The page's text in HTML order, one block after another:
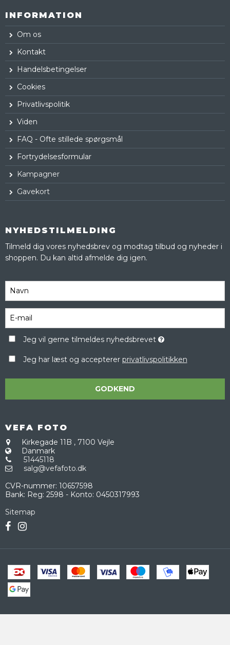
INFORMATION
Om os
Kontakt
Handelsbetingelser
Cookies
Privatlivspolitik
Viden
FAQ - Ofte stillede spørgsmål
Fortrydelsesformular
Kampagner
Gavekort
NYHEDSTILMELDING
Tilmeld dig vores nyhedsbrev og modtag tilbud og nyheder i
shoppen. Du kan altid afmelde dig igen.
Jeg vil gerne tilmeldes nyhedsbrevet
Jeg har læst og accepterer privatlivspolitikken
GODKEND
VEFA FOTO
Kirkegade 11B , 7100 Vejle
Danmark
51445118
salg@vefafoto.dk
CVR-nummer: 10657598
Bank: Reg: 2598 - Konto: 0450317993
Sitemap